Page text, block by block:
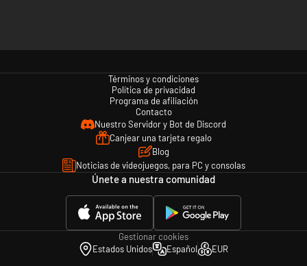
Términos y condiciones
Política de privacidad
Programa de afiliación
Contacto
Nuestro Servidor y Bot de Discord
Canjear una tarjeta regalo
Blog
Noticias de videojuegos, para PC y consolas
Únete a nuestra comunidad
Gestionar cookies
Estados Unidos
Español EUR